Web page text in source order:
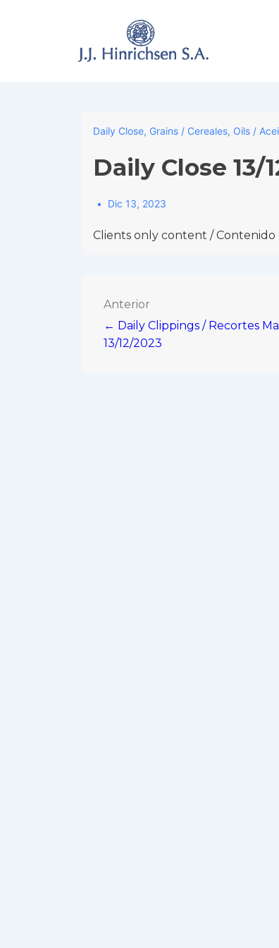
Daily Close, Grains / Cereales, Oils /
Daily Close 13/
Dic 13, 2023
Clients only content / Contenido
Navegación
de
Anterior
← Daily Clippings / Recortes
13/12/2023